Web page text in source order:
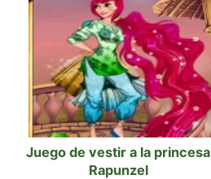
Juego de vestir a la princesa
Rapunzel